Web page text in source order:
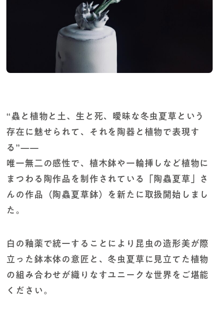
“蟲と植物と土、生と死、曖昧な冬虫夏草という
存在に魅せられて、それを陶器と植物で表現す
る”——
唯一無二の感性で、植木鉢や一輪挿しなど植物に
まつわる陶作品を制作されている「陶蟲夏草」さ
んの作品（陶蟲夏草鉢）を新たに取扱開始しまし
た。
白の釉薬で統一することにより昆虫の造形美が際
立った鉢本体の意匠と、冬虫夏草に見立てた植物
の組み合わせが織りなすユニークな世界をご堪能
ください。